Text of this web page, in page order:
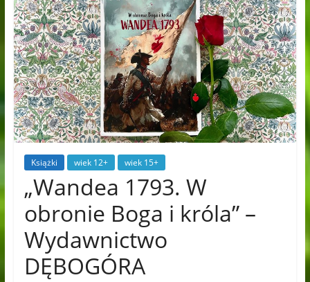
Książki wiek 12+ wiek 15+
„Wandea 1793. W
obronie Boga i króla” –
Wydawnictwo
DĘBOGÓRA